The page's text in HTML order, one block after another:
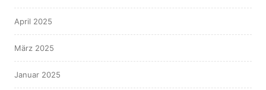
April 2025
März 2025
Januar 2025